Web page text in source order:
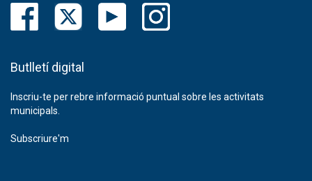
Butlletí digital
Inscriu-te per rebre informació puntual sobre les activitats
municipals.
Subscriure'm